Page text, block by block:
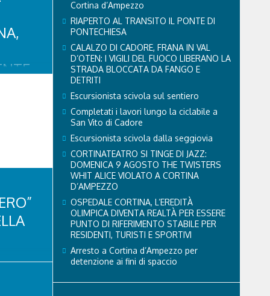
in
di
Cortina d’Ampezzo
RIAPERTO AL TRANSITO IL PONTE DI
PONTECHIESA
CALALZO DI CADORE, FRANA IN VAL
D’OTEN: I VIGILI DEL FUOCO LIBERANO LA
STRADA BLOCCATA DA FANGO E
DETRITI
Escursionista scivola sul sentiero
Completati i lavori lungo la ciclabile a
San Vito di Cadore
Escursionista scivola dalla seggiovia
CORTINATEATRO SI TINGE DI JAZZ:
DOMENICA 9 AGOSTO THE TWISTERS
WHIT ALICE VIOLATO A CORTINA
D’AMPEZZO
OSPEDALE CORTINA, L’EREDITÀ
OLIMPICA DIVENTA REALTÀ PER ESSERE
PUNTO DI RIFERIMENTO STABILE PER
RESIDENTI, TURISTI E SPORTIVI
Arresto a Cortina d’Ampezzo per
detenzione ai fini di spaccio